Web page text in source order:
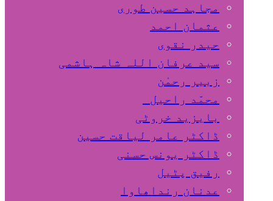
مجاہد حسین طوری
عثمان احمد
حیدر نقوی
سید عرفان اللہ شاہ ہاشمی
زبیر رحمٰن
محمّد راحیل
بایزید خروٹی
ڈاکٹر عامر لیاقت حسین
ڈاکٹر یونس حسنی
رفیق پٹیل
عدنان رنداھاوا